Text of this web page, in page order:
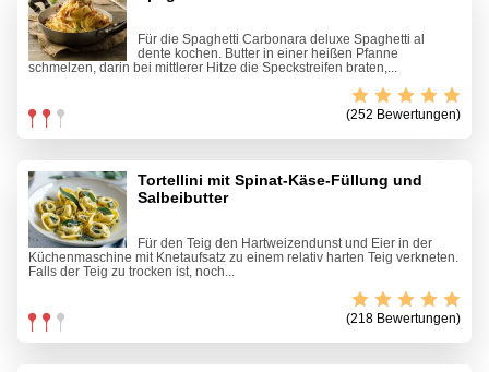
Für die Spaghetti Carbonara deluxe Spaghetti al
dente kochen. Butter in einer heißen Pfanne
schmelzen, darin bei mittlerer Hitze die Speckstreifen braten,...
(252 Bewertungen)
Tortellini mit Spinat-Käse-Füllung und
Salbeibutter
Für den Teig den Hartweizendunst und Eier in der
Küchenmaschine mit Knetaufsatz zu einem relativ harten Teig verkneten.
Falls der Teig zu trocken ist, noch...
(218 Bewertungen)